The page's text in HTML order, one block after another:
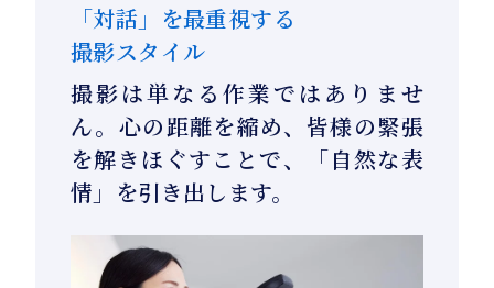
「対話」を最重視する
撮影スタイル
撮影は単なる作業ではありませ
ん。心の距離を縮め、皆様の緊張
を解きほぐすことで、「自然な表
情」を引き出します。